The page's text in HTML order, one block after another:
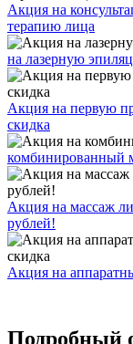
Акция на
терапию лица
на лазерную
Акция на первую
скидка
комбинированный
Акция на массаж
рублей!
Акция на
Подробный